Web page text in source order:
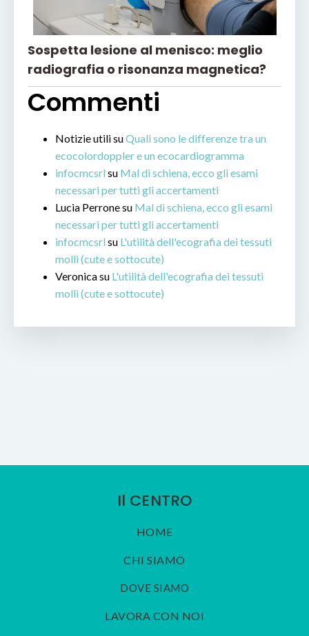
Sospetta lesione al menisco: meglio
radiografia o risonanza magnetica?
Commenti
Notizie utilisuQuali sono le differenze tra un
ecocolordoppler e un ecocardiogramma
infocmcsrl su Mal di schiena, ecco gli esami
necessari per tutti gli accertamenti
Lucia Perronesu Mal di schiena, ecco gli esami
necessari per tutti gli accertamenti
infocmcsrl su L'utilità dell'ecografia dei tessuti
molli (cute e sottocute)
Veronicasu L'utilità dell'ecografia dei tessuti
molli (cute e sottocute)
Il CENTRO
HOME
CHI SIAMO
DOVE SIAMO
LAVORA CON NOI